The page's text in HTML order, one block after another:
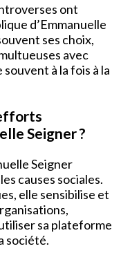
ont
d’Emmanuelle
ses choix,
avec
à la fois à la
Seigner ?
Seigner
causes sociales.
elle sensibilise et
sa plateforme
société.